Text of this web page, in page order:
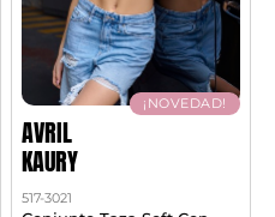
¡NOVEDAD!
AVRIL
KAURY
517-3021